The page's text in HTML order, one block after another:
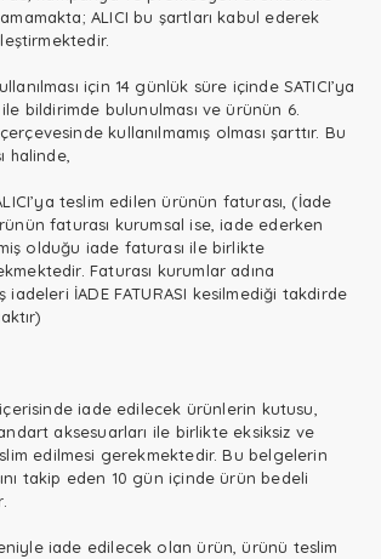
ALICI bu şartları kabul ederek
için 14 günlük süre içinde SATICI’ya
bildirimde bulunulması ve ürünün 6.
kullanılmamış olması şarttır. Bu
halinde,
teslim edilen ürünün faturası, (İade
faturası kurumsal ise, iade ederken
olduğu iade faturası ile birlikte
Faturası kurumlar adına
iadeleri İADE FATURASI kesilmediği takdirde
iade edilecek ürünlerin kutusu,
aksesuarları ile birlikte eksiksiz ve
edilmesi gerekmektedir. Bu belgelerin
takip eden 10 gün içinde ürün bedeli
iade edilecek olan ürün, ürünü teslim